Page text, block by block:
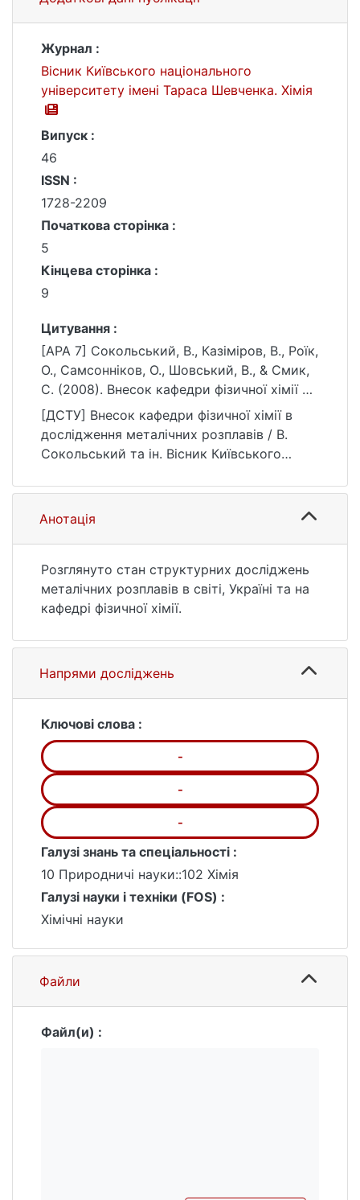
Журнал :
Вісник Київського національного
університету імені Тараса Шевченка. Хімія
Випуск :
46
ISSN :
1728-2209
Початкова сторінка :
5
Кінцева сторінка :
9
Цитування :
[APA 7] Сокольський, В., Казіміров, В., Роїк,
О., Самсонніков, О., Шовський, В., & Смик,
С. (2008). Внесок кафедри фізичної хімії в
дослідження металічних розплавів. Вісник
Київського національного університету
імені Тараса Шевченка. Хімія, (46), 5–9.
9
[ДСТУ] Внесок кафедри фізичної хімії в
дослідження металічних розплавів / В.
Сокольський та ін. Вісник Київського
Шевченка. Хімія. 2008. № 46. С. 5—9. URL:
https://ir.library.knu.ua/handle/15071834/1647
9 (дата звернення: 25.07.2026).
Анотація
Розглянуто стан структурних досліджень
металічних розплавів в світі, Україні та на
кафедрі фізичної хімії.
Напрями досліджень
Ключові слова :
-
-
-
Галузі знань та спеціальності :
10 Природничі науки::102 Хімія
Галузі науки і техніки (FOS) :
Хімічні науки
Файли
Файл(и) :